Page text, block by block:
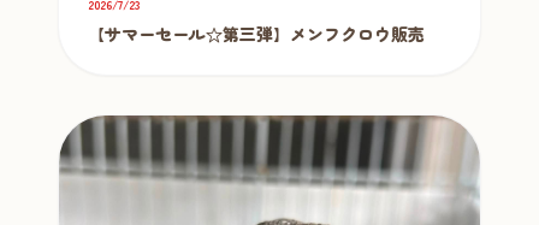
2026/7/23
【サマーセール☆第三弾】メンフクロウ販売